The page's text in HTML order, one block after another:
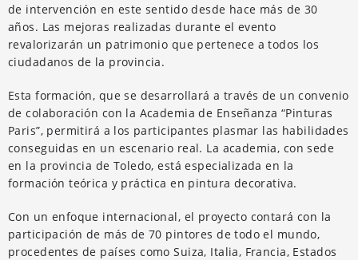
de intervención en este sentido desde hace más de 30
años. Las mejoras realizadas durante el evento
revalorizarán un patrimonio que pertenece a todos los
ciudadanos de la provincia.
Esta formación, que se desarrollará a través de un convenio
de colaboración con la Academia de Enseñanza “Pinturas
Paris”, permitirá a los participantes plasmar las habilidades
conseguidas en un escenario real. La academia, con sede
en la provincia de Toledo, está especializada en la
formación teórica y práctica en pintura decorativa.
Con un enfoque internacional, el proyecto contará con la
participación de más de 70 pintores de todo el mundo,
procedentes de países como Suiza, Italia, Francia, Estados